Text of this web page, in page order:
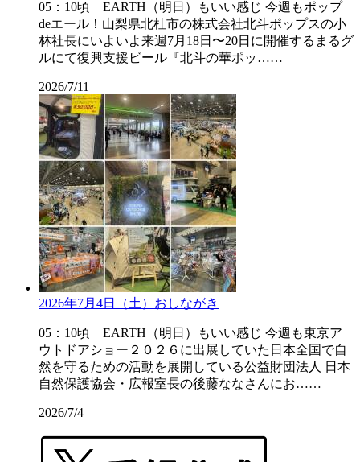
05：10頃 EARTH（明日）もいい感じ 今週もポップ
deエール！山梨県北杜市の株式会社北斗ポップスの小
林社長にいよいよ来週7月18日〜20日に開催するまるグ
ルにて復興支援ビール『北斗の華ポッ……
2026/7/11
2026年7月4日（土）おしながき
05：10頃 EARTH（明日）もいい感じ 今週も東京ア
ウトドアショー２０２６に出展していた日本全国で自
然を守るための活動を展開している公益財団法人 日本
自然保護協会・広報室長の後藤ななさんにお……
2026/7/4